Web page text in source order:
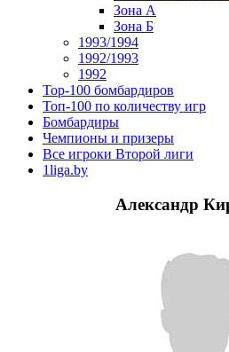
Зона А
Зона Б
1993/1994
1992/1993
1992
Top-100 бомбардиров
Топ-100 по количеству игр
Бомбардиры
Чемпионы и призеры
Все игроки Второй лиги
1liga.by
Александр